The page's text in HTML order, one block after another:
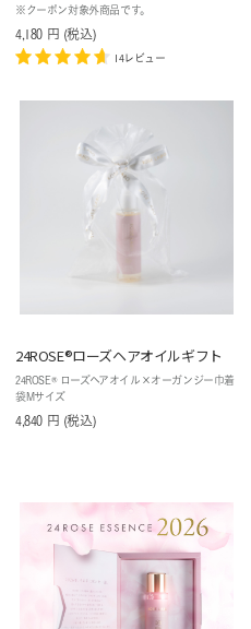
※クーポン対象外商品です。
4,180 円 (税込)
14レビュー
24ROSE®️ローズヘアオイルギフト
24ROSE® ローズヘアオイル×オーガンジー巾着
袋Mサイズ
4,840 円 (税込)